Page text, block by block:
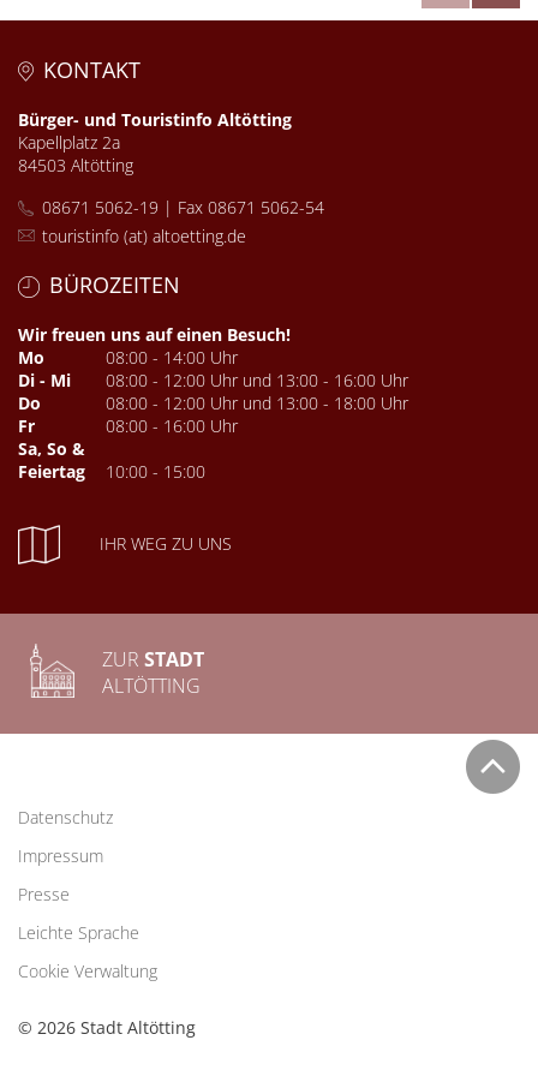
KONTAKT
Bürger- und Touristinfo Altötting
Kapellplatz 2a
84503 Altötting
08671 5062-19 | Fax 08671 5062-54
touristinfo (at) altoetting.de
BÜROZEITEN
Wir freuen uns auf einen Besuch!
Mo
08:00 - 14:00 Uhr
Di - Mi
08:00 - 12:00 Uhr und 13:00 - 16:00 Uhr
Do
08:00 - 12:00 Uhr und 13:00 - 18:00 Uhr
Fr
08:00 - 16:00 Uhr
Sa, So &
Feiertag
10:00 - 15:00
IHR WEG ZU UNS
ZUR STADT
ALTÖTTING
Datenschutz
Impressum
Presse
Leichte Sprache
Cookie Verwaltung
© 2026 Stadt Altötting